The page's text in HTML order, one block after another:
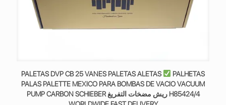
PALETAS DVP CB 25 VANES PALETAS ALETAS
PALHETAS
PALAS PALETTE MEXICO PARA BOMBAS DE VACIO VACUUM
PUMP CARBON SCHIEBER ريش مضخات التفريغ H85424/4